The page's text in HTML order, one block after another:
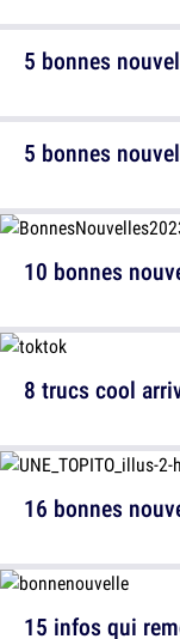
5 bonnes
10 bonnes
16 bonnes
5 bonnes
8 trucs cool
15 infos qui